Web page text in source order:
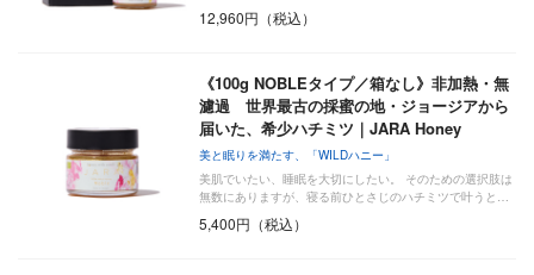
12,960円（税込）
《100g NOBLEタイプ／箱なし》非加熱・無
濾過 世界最古の採蜜の地・ジョージアから
届いた、希少ハチミツ｜JARA Honey
美と眠りを満たす、「WILDハニー」
美肌でいたい、睡眠を大切にしたい。 そのための選択肢は
無数にありますが、寝る前ひとさじのハチミツで叶うと…
5,400円（税込）